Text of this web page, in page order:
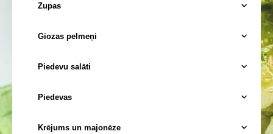
Zupas
Giozas pelmeņi
Piedevu salāti
Piedevas
Krējums un majonēze